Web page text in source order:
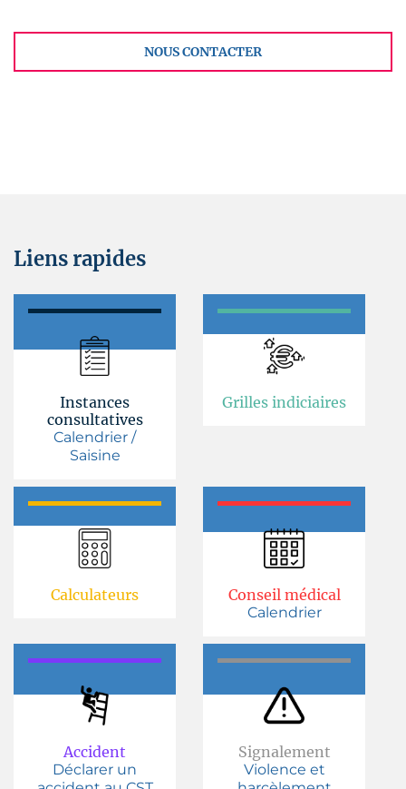
NOUS CONTACTER
Liens rapides
Instances
consultatives
Calendrier /
Saisine
Grilles indiciaires
Calculateurs Conseil médical
Calendrier
Accident
Déclarer un
Signalement
Violence et